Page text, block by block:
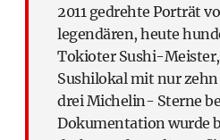
2011 gedrehte Porträt
legendären, heute
Tokioter Sushi-
Sushilokal mit nur
drei Michelin- Sterne
Dokumentation wurde